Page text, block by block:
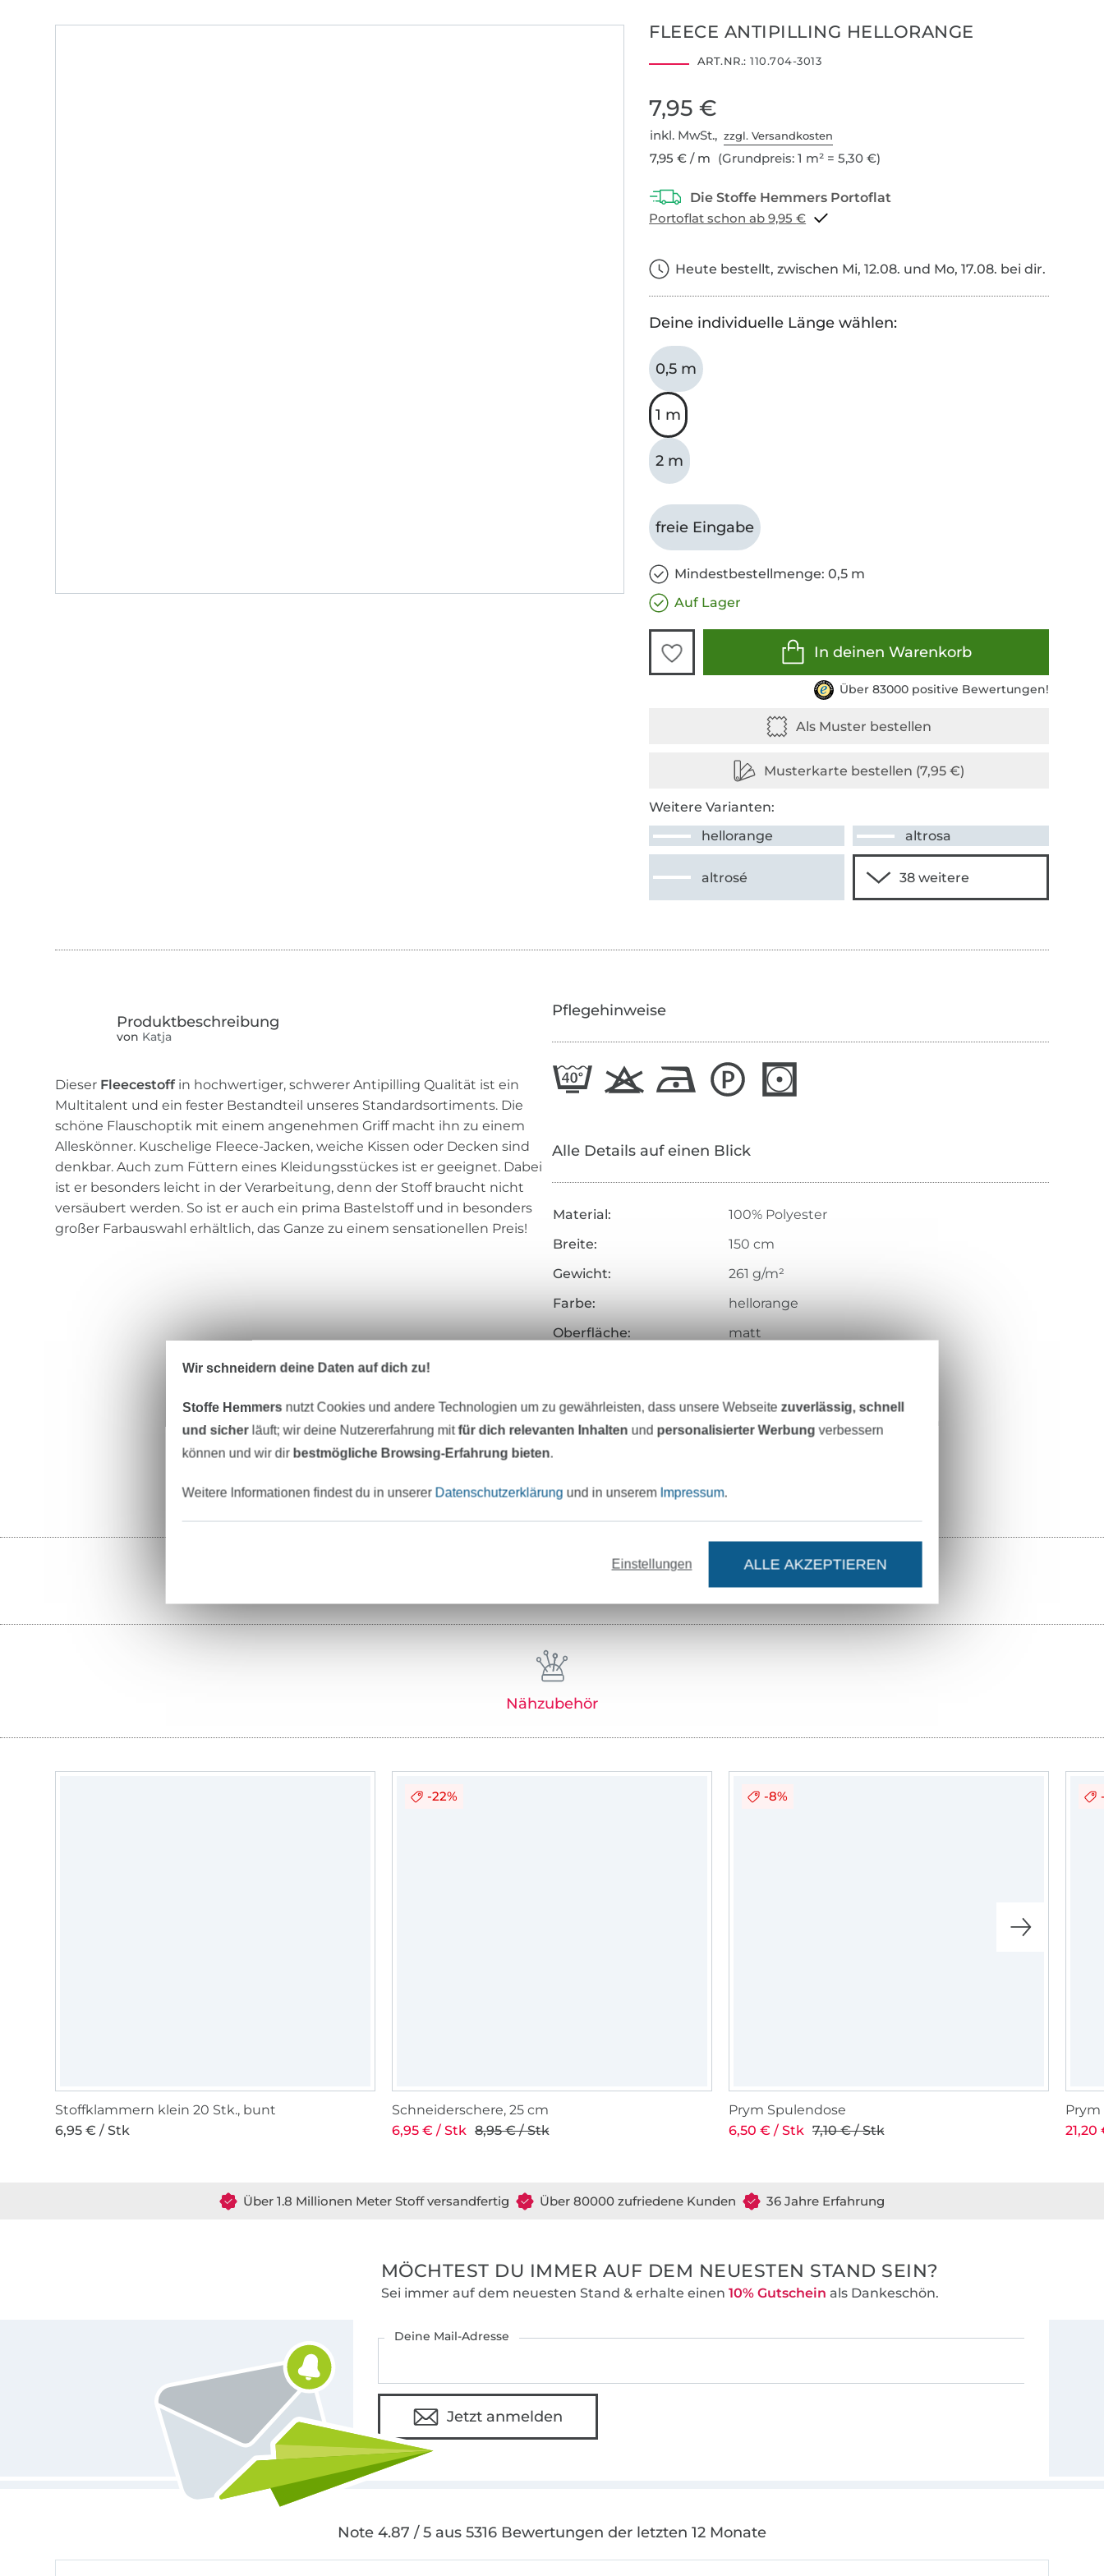
FLEECE ANTIPILLING HELLORANGE
ART.NR.: 110.704-3013
7,95 €
inkl. MwSt.,zzgl. Versandkosten
7,95 € / m (Grundpreis: 1 m² = 5,30 €)
Portoflat schon ab 9,95 €
Heute bestellt, zwischen Mi, 12.08. und Mo, 17.08. bei dir.
Deine individuelle Länge wählen:
0,5 m
1 m
2 m
freie Eingabe
Mindestbestellmenge: 0,5 m
Auf Lager
In deinen Warenkorb
Über 83000 positive Bewertungen!
Weitere Varianten:
hellorange
altrosa
altrosé
von Katja
Dieser Fleecestoffin hochwertiger, schwerer Antipilling Qualität ist ein
Multitalent und ein fester Bestandteil unseres Standardsortiments. Die
schöne Flauschoptik mit einem angenehmen Griff macht ihn zu einem
Alleskönner. Kuschelige Fleece-Jacken, weiche Kissen oder Decken sind
denkbar. Auch zum Füttern eines Kleidungsstückes ist er geeignet. Dabei
ist er besonders leicht in der Verarbeitung, denn der Stoff braucht nicht
versäubert werden. So ist er auch ein prima Bastelstoff und in besonders
großer Farbauswahl erhältlich, das Ganze zu einem sensationellen Preis!
Pflegehinweise
Alle Details auf einen Blick
Material:
100% Polyester
Breite:
150 cm
Gewicht:
261 g/m²
Farbe:
hellorange
Oberfläche:
matt
Merkmale:
flauschig, weich, leicht, elastisch
Hersteller-Kontaktdaten
Nähzubehör
Stoffklammern klein 20 Stk., bunt
6,95 € / Stk
-22%
Schneiderschere, 25 cm
6,95 € / Stk 8,95 € / Stk
-8%
Prym Spulendose
6,50 € / Stk 7,10 € / Stk
Prym
21,20
Über 1.8 Millionen Meter Stoff versandfertig Über 80000 zufriedene Kunden 36 Jahre Erfahrung
MÖCHTEST DU IMMER AUF DEM NEUESTEN STAND SEIN?
Sei immer auf dem neuesten Stand & erhalte einen 10% Gutschein als Dankeschön.
Deine Mail-Adresse
Jetzt anmelden
Note 4.87 / 5 aus 5316 Bewertungen der letzten 12 Monate
Wir schneidern deine Daten auf dich zu!
Stoffe Hemmers nutzt Cookies und andere Technologien um zu gewährleisten, dass unsere Webseitezuverlässig, schnell
und sicherläuft; wir deine Nutzererfahrung mitfür dich relevanten Inhalten und personalisierter Werbung verbessern
können und wir dir bestmögliche Browsing-Erfahrung bieten.
Weitere Informationen findest du in unserer Datenschutzerklärung und in unserem Impressum.
Einstellungen ALLE AKZEPTIEREN